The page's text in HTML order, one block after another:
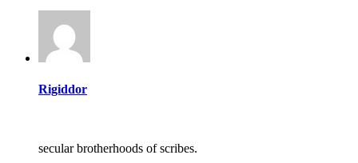
Rigiddor
secular brotherhoods of scribes.